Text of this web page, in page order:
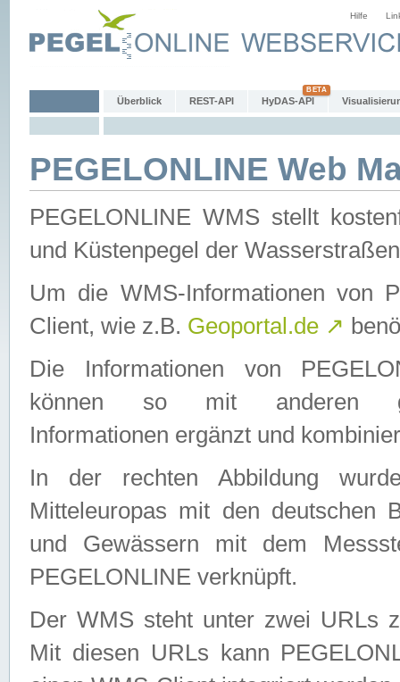
Hilfe
Überblick REST-API HyDAS-API
PEGELONLINE Web
PEGELONLINE WMS stellt
und Küstenpegel der
Um die WMS-Informationen von
Client, wie z.B. Geoportal.de ↗
Die Informationen von
können so mit anderen
Informationen ergänzt und
In der rechten Abbildung
Mitteleuropas mit den deutschen
und Gewässern mit dem
PEGELONLINE verknüpft.
Der WMS steht unter zwei URLs
Mit diesen URLs kann